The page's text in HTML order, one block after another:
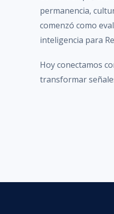
permanencia,
comenzó como
inteligencia para
Hoy conectamos
transformar